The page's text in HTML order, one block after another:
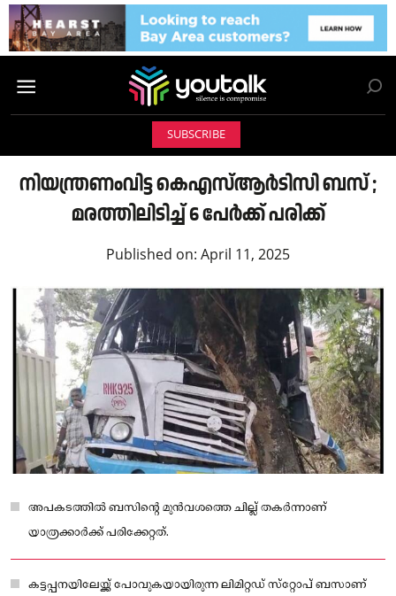
SUBSCRIBE
നിയന്ത്രണംവിട്ട കെഎസ്ആര്‍ടിസി ബസ് ;
മരത്തിലിടിച്ച് 6 പേർക്ക് പരിക്ക്
Published on: April 11, 2025
അപകടത്തിൽ ബസിന്റെ മുന്‍വശത്തെ ചില്ല് തകര്‍ന്നാണ്
യാത്രക്കാർക്ക് പരിക്കേറ്റത്.
കട്ടപ്പനയിലേയ്ക്ക് പോവുകയായിരുന്ന ലിമിറ്റഡ് സ്‌റ്റോപ് ബസാണ്